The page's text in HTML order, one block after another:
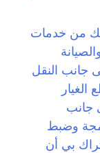
من خدمات
جانب النقل
جانب
وضبط
بي أن